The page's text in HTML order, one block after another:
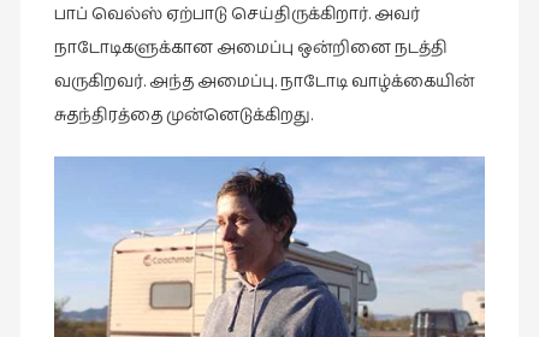
படித்தவை
பயணங்கள்
புகைப்படக்கலை
புத்தக
பாப் வெல்ஸ் ஏற்பாடு செய்திருக்கிறார். அவர்
நாடோடிகளுக்கான அமைப்பு ஒன்றினை நடத்தி
வருகிறவர். அந்த அமைப்பு. நாடோடி வாழ்க்கையின்
சுதந்திரத்தை முன்னெடுக்கிறது.